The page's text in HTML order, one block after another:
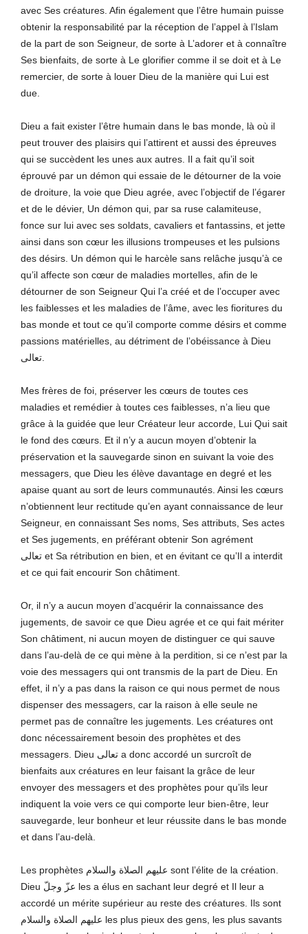
avec Ses créatures. Afin également que l’être humain puisse
obtenir la responsabilité par la réception de l’appel à l’Islam
de la part de son Seigneur, de sorte à L’adorer et à connaître
Ses bienfaits, de sorte à Le glorifier comme il se doit et à Le
remercier, de sorte à louer Dieu de la manière qui Lui est
due.
Dieu a fait exister l’être humain dans le bas monde, là où il
peut trouver des plaisirs qui l’attirent et aussi des épreuves
qui se succèdent les unes aux autres. Il a fait qu’il soit
éprouvé par un démon qui essaie de le détourner de la voie
de droiture, la voie que Dieu agrée, avec l’objectif de l’égarer
et de le dévier, Un démon qui, par sa ruse calamiteuse,
fonce sur lui avec ses soldats, cavaliers et fantassins, et jette
ainsi dans son cœur les illusions trompeuses et les pulsions
des désirs. Un démon qui le harcèle sans relâche jusqu’à ce
qu’il affecte son cœur de maladies mortelles, afin de le
détourner de son Seigneur Qui l’a créé et de l’occuper avec
les faiblesses et les maladies de l’âme, avec les fioritures du
bas monde et tout ce qu’il comporte comme désirs et comme
passions matérielles, au détriment de l’obéissance à Dieu
Mes frères de foi, préserver les cœurs de toutes ces
maladies et remédier à toutes ces faiblesses, n’a lieu que
grâce à la guidée que leur Créateur leur accorde, Lui Qui sait
le fond des cœurs. Et il n’y a aucun moyen d’obtenir la
préservation et la sauvegarde sinon en suivant la voie des
messagers, que Dieu les élève davantage en degré et les
apaise quant au sort de leurs communautés. Ainsi les cœurs
n’obtiennent leur rectitude qu’en ayant connaissance de leur
Seigneur, en connaissant Ses noms, Ses attributs, Ses actes
et Ses jugements, en préférant obtenir Son agrément
تعالى et Sa rétribution en bien, et en évitant ce qu’Il a interdit
et ce qui fait encourir Son châtiment.
Or, il n’y a aucun moyen d’acquérir la connaissance des
jugements, de savoir ce que Dieu agrée et ce qui fait mériter
Son châtiment, ni aucun moyen de distinguer ce qui sauve
dans l’au-delà de ce qui mène à la perdition, si ce n’est par la
voie des messagers qui ont transmis de la part de Dieu. En
effet, il n’y a pas dans la raison ce qui nous permet de nous
dispenser des messagers, car la raison à elle seule ne
permet pas de connaître les jugements. Les créatures ont
donc nécessairement besoin des prophètes et des
messagers. Dieu تعالى a donc accordé un surcroît de
bienfaits aux créatures en leur faisant la grâce de leur
envoyer des messagers et des prophètes pour qu’ils leur
indiquent la voie vers ce qui comporte leur bien-être, leur
sauvegarde, leur bonheur et leur réussite dans le bas monde
et dans l’au-delà.
Les prophètes عليهم الصلاة والسلام sont l’élite de la création.
Dieu عزّ وجلّ les a élus en sachant leur degré et Il leur a
accordé un mérite supérieur au reste des créatures. Ils sont
عليهم الصلاة والسلام les plus pieux des gens, les plus savants